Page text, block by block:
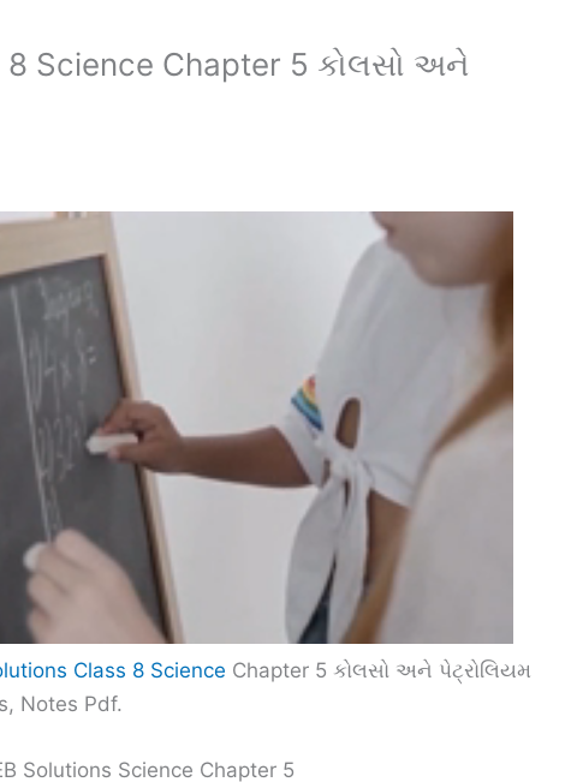
8 Science Chapter 5 કોલસો અને
Class 8 Science Chapter 5 કોલસો અને પેટ્રોલિયમ
Notes Pdf.
Solutions Science Chapter 5